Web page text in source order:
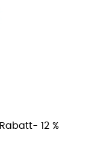
Rabatt- 12 %